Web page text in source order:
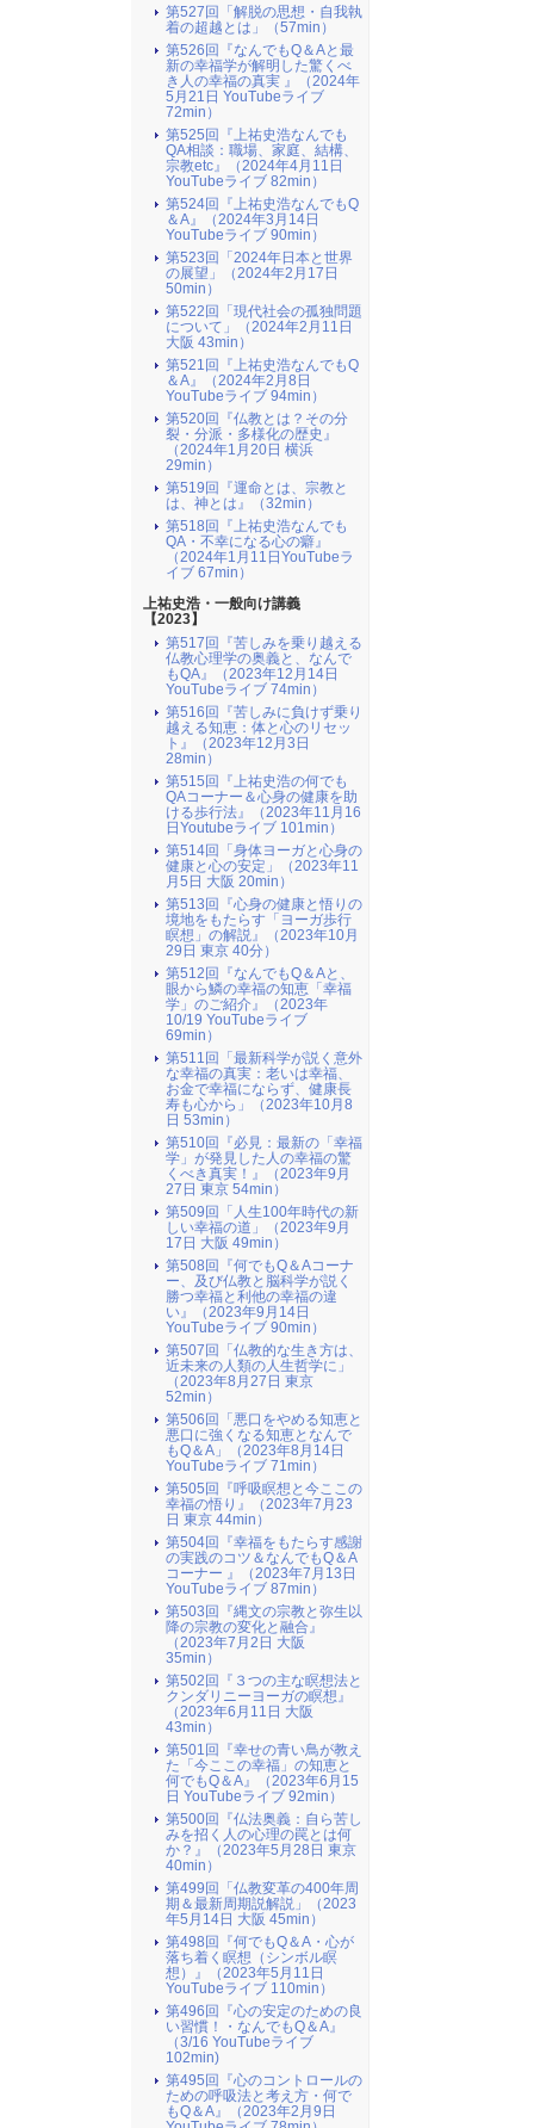
第527回「解脱の思想・自我執
着の超越とは」（57min）
第526回『なんでもQ＆Aと最
新の幸福学が解明した驚くべ
き人の幸福の真実 』（2024年
5月21日 YouTubeライブ
72min）
第525回『上祐史浩なんでも
QA相談：職場、家庭、結構、
宗教etc』（2024年4月11日
YouTubeライブ 82min）
第524回『上祐史浩なんでもQ
＆A』（2024年3月14日
YouTubeライブ 90min）
第523回「2024年日本と世界
の展望」（2024年2月17日
50min）
第522回「現代社会の孤独問題
について」（2024年2月11日
大阪 43min）
第521回『上祐史浩なんでもQ
＆A』（2024年2月8日
YouTubeライブ 94min）
第520回『仏教とは？その分
裂・分派・多様化の歴史』
（2024年1月20日 横浜
29min）
第519回『運命とは、宗教と
は、神とは』（32min）
第518回『上祐史浩なんでも
QA・不幸になる心の癖』
（2024年1月11日YouTubeラ
イブ 67min）
上祐史浩・一般向け講義
【2023】
第517回『苦しみを乗り越える
仏教心理学の奥義と、なんで
もQA』（2023年12月14日
YouTubeライブ 74min）
第516回『苦しみに負けず乗り
越える知恵：体と心のリセッ
ト』（2023年12月3日
28min）
第515回『上祐史浩の何でも
QAコーナー＆心身の健康を助
ける歩行法』（2023年11月16
日Youtubeライブ 101min）
第514回「身体ヨーガと心身の
健康と心の安定」（2023年11
月5日 大阪 20min）
第513回『心身の健康と悟りの
境地をもたらす「ヨーガ歩行
瞑想」の解説』（2023年10月
29日 東京 40分）
第512回『なんでもQ＆Aと、
眼から鱗の幸福の知恵「幸福
学」のご紹介』（2023年
10/19 YouTubeライブ
69min）
第511回「最新科学が説く意外
な幸福の真実：老いは幸福、
お金で幸福にならず、健康長
寿も心から」（2023年10月8
日 53min）
第510回『必見：最新の「幸福
学」が発見した人の幸福の驚
くべき真実！』（2023年9月
27日 東京 54min）
第509回「人生100年時代の新
しい幸福の道」（2023年9月
17日 大阪 49min）
第508回『何でもQ＆Aコーナ
ー、及び仏教と脳科学が説く
勝つ幸福と利他の幸福の違
い』（2023年9月14日
YouTubeライブ 90min）
第507回「仏教的な生き方は、
近未来の人類の人生哲学に」
（2023年8月27日 東京
52min）
第506回「悪口をやめる知恵と
悪口に強くなる知恵となんで
もQ＆A」（2023年8月14日
YouTubeライブ 71min）
第505回『呼吸瞑想と今ここの
幸福の悟り』（2023年7月23
日 東京 44min）
第504回『幸福をもたらす感謝
の実践のコツ＆なんでもQ＆A
コーナー 』（2023年7月13日
YouTubeライブ 87min）
第503回『縄文の宗教と弥生以
降の宗教の変化と融合』
（2023年7月2日 大阪
35min）
第502回『３つの主な瞑想法と
クンダリニーヨーガの瞑想』
（2023年6月11日 大阪
43min）
第501回『幸せの青い鳥が教え
た「今ここの幸福」の知恵と
何でもQ＆A』（2023年6月15
日 YouTubeライブ 92min）
第500回『仏法奥義：自ら苦し
みを招く人の心理の罠とは何
か？』（2023年5月28日 東京
40min）
第499回「仏教変革の400年周
期＆最新周期説解説」（2023
年5月14日 大阪 45min）
第498回『何でもQ＆A・心が
落ち着く瞑想（シンボル瞑
想）』（2023年5月11日
YouTubeライブ 110min）
第496回『心の安定のための良
い習慣！・なんでもQ＆A』
（3/16 YouTubeライブ
102min)
第495回『心のコントロールの
ための呼吸法と考え方・何で
もQ＆A』（2023年2月9日